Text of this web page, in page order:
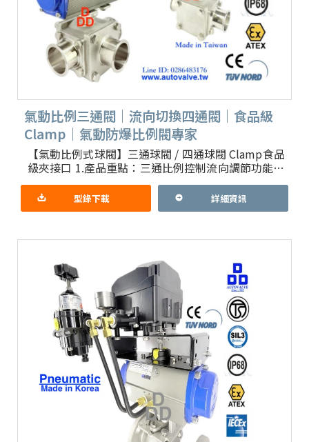
氣動比例三通閥｜流向切換四通閥｜食品級
Clamp｜氣動防爆比例閥專家
【氣動比例式球閥】三通球閥 / 四通球閥 Clamp食品
級夾接口 1.產品重點：三通比例控制流向調節功能，
採韓國進口防爆型氣動驅動器及防爆比例控制器 台
製三通或
型錄下載 詳細資訊